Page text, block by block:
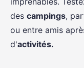
des campings,
ou entre amis
d'activités.